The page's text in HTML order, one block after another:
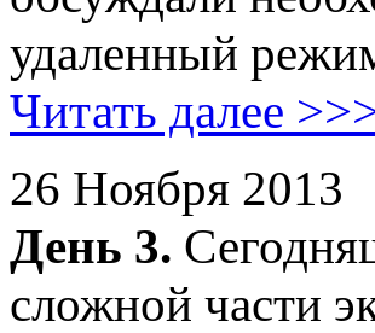
удаленный
Читать далее
26 Ноября 2013
День 3.
сложной части